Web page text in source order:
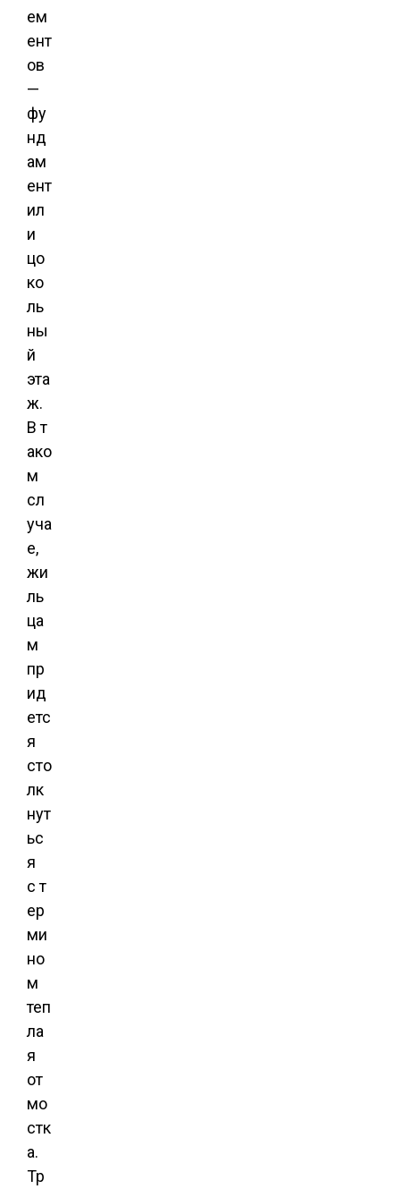
ем
ент
ов
—
фу
нд
ам
ент
ил
и
цо
ко
ль
ны
й
эта
ж.
В т
ако
м
сл
уча
е,
жи
ль
ца
м
пр
ид
етс
я
сто
лк
нут
ьс
я
с т
ер
ми
но
м
теп
ла
я
от
мо
стк
а.
Тр